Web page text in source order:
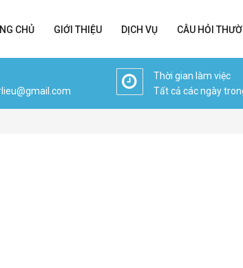
CHỦ GIỚI THIỆU DỊCH VỤ CÂU HỎI
Thời gian làm việc
Tất cả các ngày